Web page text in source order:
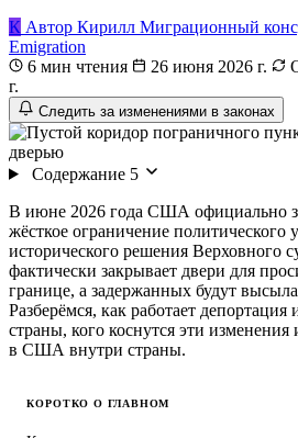
К Автор Кирилл Миграционный
Emigration
6 мин чтения
26 июня 2026 г.
г.
Следить за изменениями в законах
Содержание 5
В июне 2026 года США официально
жёсткое ограничение
исторического решения Верховного
фактически закрывает двери для
границе, а задержанных будут
Разберёмся, как работает
страны, кого коснутся эти
в США внутри страны.
КОРОТКО О ГЛАВНОМ